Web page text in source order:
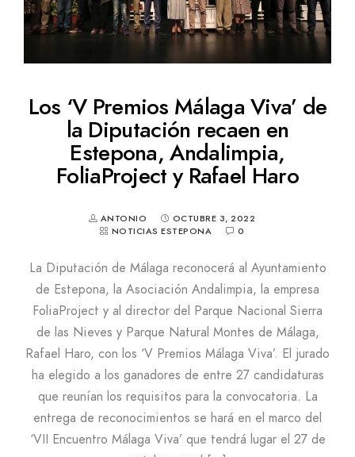
Los ‘V Premios Málaga Viva’ de
la Diputación recaen en
Estepona, Andalimpia,
FoliaProject y Rafael Haro
ANTONIO
OCTUBRE 3, 2022
NOTICIAS ESTEPONA
0
La Diputación de Málaga reconocerá al Ayuntamiento
de Estepona, la Asociación Andalimpia, la empresa
FoliaProject y al director del Parque Nacional Sierra
de las Nieves y Parque Natural Montes de Málaga,
Rafael Haro, con los ‘V Premios Málaga Viva’. El jurado
ha elegido a los ganadores de entre 27 candidaturas
que reunían los requisitos para la convocatoria. La
entrega de reconocimientos se hará en el marco del
‘VII Encuentro Málaga Viva’ que tendrá lugar el 27 de